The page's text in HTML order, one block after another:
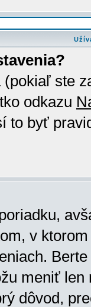
ste
odkazu
to byť
v
meniť
dôvod,